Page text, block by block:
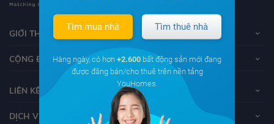
GIỚI THIỆU VỀ YOUHOMES
CỘNG ĐỒNG YOUHOMERS
LIÊN KẾT
DỊCH VỤ KHÁCH HÀNG
Tìm mua nhà Tìm thuê nhà
Hàng ngày, có hơn +2.600 bất động sản mới đang
được đăng bán/cho thuê trên nền tảng
YouHomes.